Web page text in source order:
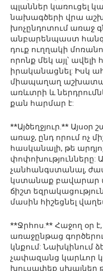
պլաններ կառուցել
նախագծերի վրա
խոչընդոտում առաջ
անբարենպաստ
դուք ուղղակի
որոնք մեկ այլ՝
իրականացնել: Իսկ
միապաղաղ
առևտրի և
քան հարմար է:
**Այծեղջյուր.**
առաջ, ընդ որում ոչ
հասկանալի, թե
փոփոխությունները:
չանհանգստանալ,
կստանաք բավարար
ճիշտ
մասին հիշեցնել
**Ջրհոս.** Հաջող օր
առաջընթաց
կնքում: Նախկինում
չափազանց կարևոր
խուսափեք սխալներ